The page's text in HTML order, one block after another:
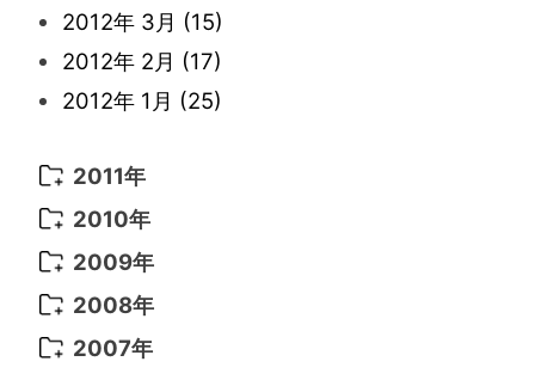
2014年 1月 (9)
2013年 2月 (17)
2013年 1月 (8)
2012年 3月 (15)
2012年 2月 (17)
2012年 1月 (25)
2011年
2011年 12月
2011年 11月
2011年 10月
2011年 9月
2010年
2010年 12月
2010年 11月
2010年 10月
2009年
2009年 12月
2009年 11月
2008年
2008年 12月
2007年